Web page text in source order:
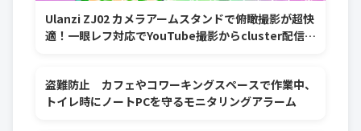
Ulanzi ZJ02 カメラアームスタンドで俯瞰撮影が超快
適！一眼レフ対応でYouTube撮影からcluster配信ま
盗難防止 カフェやコワーキングスペースで作業中、
トイレ時にノートPCを守るモニタリングアラーム